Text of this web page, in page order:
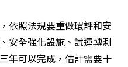
依照法規要重做環評和安
安全強化設施、試運轉測
年可以完成，估計需要十